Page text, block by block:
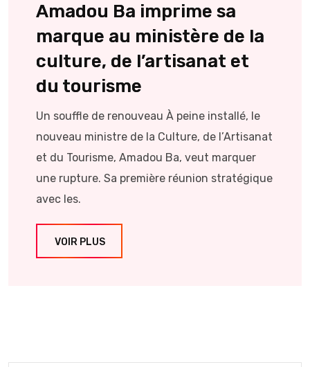
Amadou Ba imprime sa
marque au ministère de la
culture, de l’artisanat et
du tourisme
Un souffle de renouveau À peine installé, le
nouveau ministre de la Culture, de l’Artisanat
et du Tourisme, Amadou Ba, veut marquer
une rupture. Sa première réunion stratégique
avec les.
VOIR PLUS